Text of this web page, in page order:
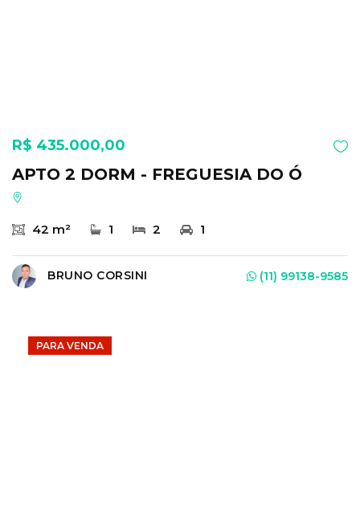
R$ 435.000,00
APTO 2 DORM - FREGUESIA DO Ó
42 m² 1 2 1
BRUNO CORSINI (11) 99138-9585
PARA VENDA